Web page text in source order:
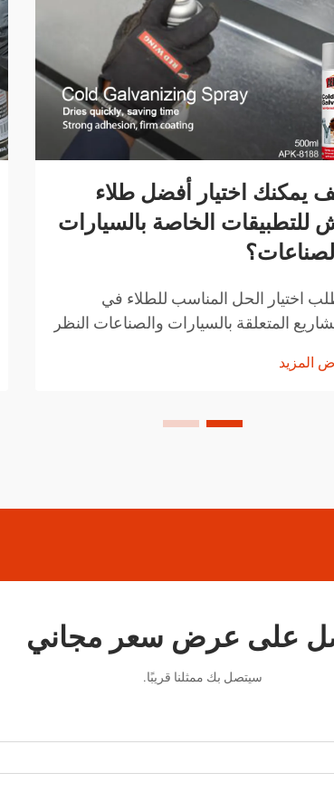
يمكنك اختيار أفضل طلاء
للتطبيقات الخاصة بالسيارات
اختيار الحل المناسب للطلاء في
المتعلقة بالسيارات والصناعات النظر
الأداء. وقد ثوّرت تقنيات الطلاء
تطبيق التشطيبات.
المزيد
على عرض سعر مجاني
سيتصل بك ممثلنا قريبًا.